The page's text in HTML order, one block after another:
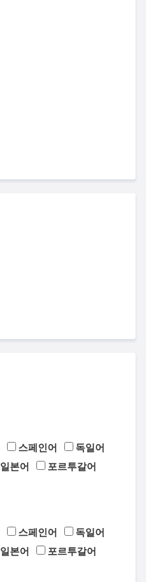
스페인어
독일어
일본어
포르투갈어
스페인어
독일어
일본어
포르투갈어